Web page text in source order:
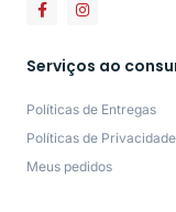
Serviços ao
Políticas de Entregas
Políticas de Privacidade
Meus pedidos